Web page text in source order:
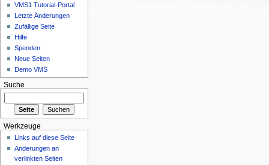
VMS1 Tutorial-Portal
Letzte Änderungen
Zufällige Seite
Hilfe
Spenden
Neue Seiten
Demo VMS
Suche
Werkzeuge
Links auf diese Seite
Änderungen an
verlinkten Seiten